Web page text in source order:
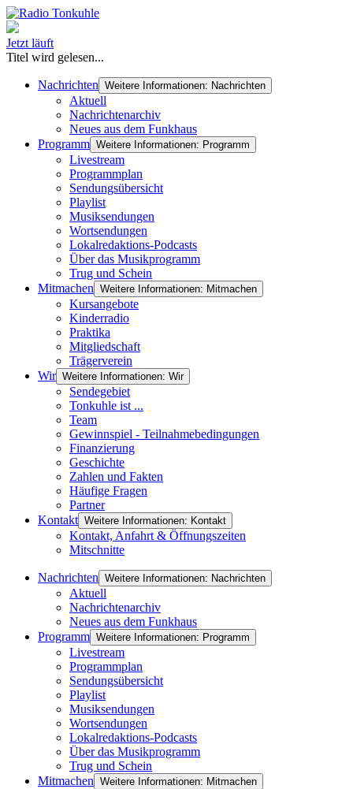
Jetzt läuft
Titel wird gelesen...
Nachrichten Weitere Informationen: Nachrichten
Aktuell
Nachrichtenarchiv
Neues aus dem Funkhaus
Programm Weitere Informationen: Programm
Livestream
Programmplan
Sendungsübersicht
Playlist
Musiksendungen
Wortsendungen
Lokalredaktions-Podcasts
Über das Musikprogramm
Trug und Schein
Mitmachen Weitere Informationen: Mitmachen
Kursangebote
Kinderradio
Praktika
Mitgliedschaft
Trägerverein
Wir Weitere Informationen: Wir
Sendegebiet
Tonkuhle ist ...
Team
Gewinnspiel - Teilnahmebedingungen
Finanzierung
Geschichte
Zahlen und Fakten
Häufige Fragen
Partner
Kontakt Weitere Informationen: Kontakt
Kontakt, Anfahrt & Öffnungszeiten
Mitschnitte
Nachrichten Weitere Informationen: Nachrichten
Aktuell
Nachrichtenarchiv
Neues aus dem Funkhaus
Programm Weitere Informationen: Programm
Livestream
Programmplan
Sendungsübersicht
Playlist
Musiksendungen
Wortsendungen
Lokalredaktions-Podcasts
Über das Musikprogramm
Trug und Schein
Mitmachen Weitere Informationen: Mitmachen